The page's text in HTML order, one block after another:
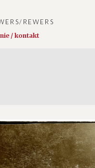
REWERS
/ kontakt